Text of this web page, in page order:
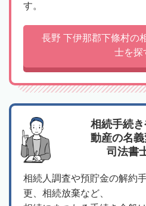
す。
長野 下伊那郡下條村の
士を探
相続手続
動産の名
司法書
相続人調査や預貯金の解約
更、相続放棄など、